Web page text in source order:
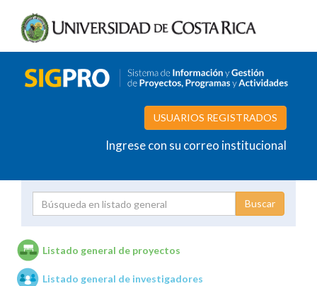
USUARIOS REGISTRADOS
Ingrese con su correo institucional
Unidades de investigación
Listado general de proyectos
Listado general de investigadores